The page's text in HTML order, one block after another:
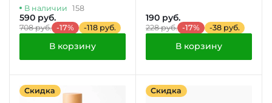
В наличии 158
590 руб.
708 руб. -17% -118 руб.
В корзину
190 руб.
228 руб. -17% -38 руб.
В корзину
Скидка Скидка